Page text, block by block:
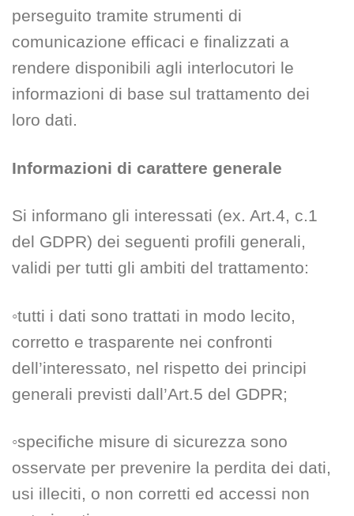
perseguito tramite strumenti di
comunicazione efficaci e finalizzati a
rendere disponibili agli interlocutori le
informazioni di base sul trattamento dei
loro dati.
Informazioni di carattere generale
Si informano gli interessati (ex. Art.4, c.1
del GDPR) dei seguenti profili generali,
validi per tutti gli ambiti del trattamento:
◦tutti i dati sono trattati in modo lecito,
corretto e trasparente nei confronti
dell’interessato, nel rispetto dei principi
generali previsti dall’Art.5 del GDPR;
◦specifiche misure di sicurezza sono
osservate per prevenire la perdita dei dati,
usi illeciti, o non corretti ed accessi non